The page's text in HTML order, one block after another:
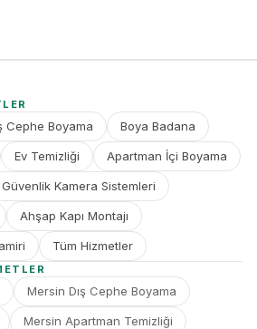
Cephe Boyama Boya Badana
Ev Temizliği Apartman İçi Boyama
Güvenlik Kamera Sistemleri
Ahşap Kapı Montajı
Tüm Hizmetler
Mersin Dış Cephe Boyama
Mersin Apartman Temizliği